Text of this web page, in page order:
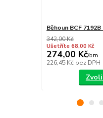
Běhoun BCF 7192B
342,00 Kč
Ušetříte 68,00 Kč
274,00 Kč/bm
226,45 Kč bez DPH